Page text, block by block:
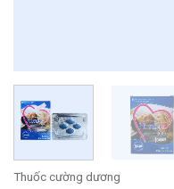
Thuốc cường dương